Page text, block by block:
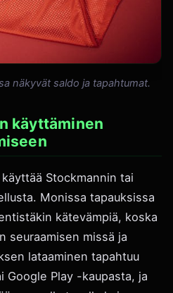
näkyvät saldo ja tapahtumat.
käyttäminen
Stockmannin tai
Monissa tapauksissa
kätevämpiä, koska
seuraamisen missä ja
lataaminen tapahtuu
Google Play -kaupasta, ja